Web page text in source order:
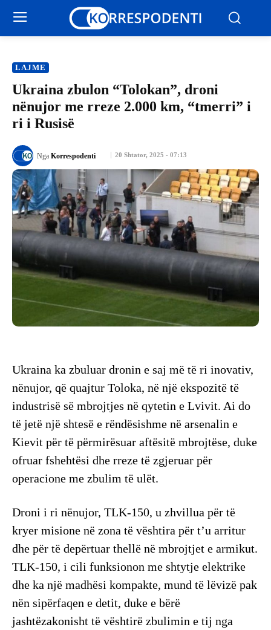
LAJME
Ukraina zbulon “Tolokan”, droni
nënujor me rreze 2.000 km, “tmerri” i
ri i Rusisë
20 Shtator, 2025 - 07:13
Nga Korrespodenti
Ukraina ka zbuluar dronin e saj më të ri inovativ,
nënujor, që quajtur Toloka, në një ekspozitë të
industrisë së mbrojtjes në qytetin e Lvivit. Ai do
të jetë një shtesë e rëndësishme në arsenalin e
Kievit për të përmirësuar aftësitë mbrojtëse, duke
ofruar fshehtësi dhe rreze të zgjeruar për
operacione me zbulim të ulët.
Droni i ri nënujor, TLK-150, u zhvillua për të
kryer misione në zona të vështira për t’u arritur
dhe për të depërtuar thellë në mbrojtjet e armikut.
TLK-150, i cili funksionon me shtytje elektrike
dhe ka një madhësi kompakte, mund të lëvizë pak
nën sipërfaqen e detit, duke e bërë
jashtëzakonisht të vështirë zbulimin e tij nga